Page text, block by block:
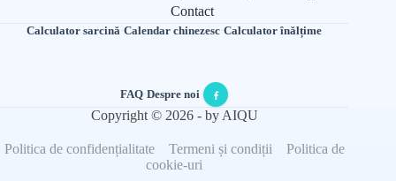
Contact
Calculator sarcină·Calendar chinezesc·Calculator înălțime
FAQ·Despre noi·
Copyright © 2026 - by AIQU
Politica de confidențialitate Termeni și condiții
Politica de
cookie-uri